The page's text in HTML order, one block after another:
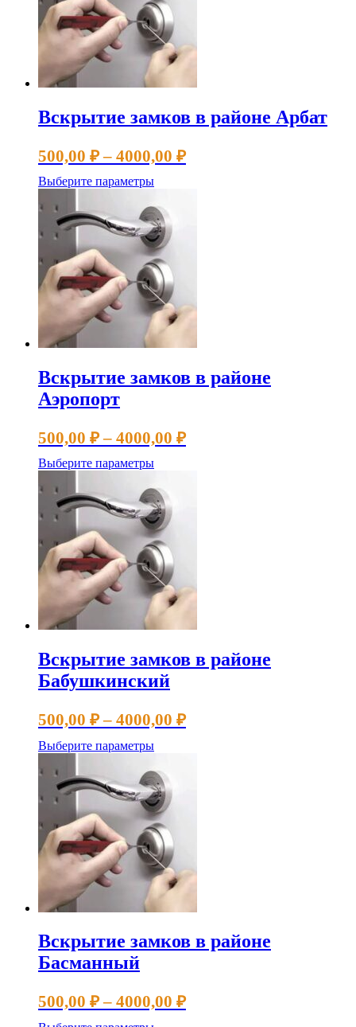
можно
выбрать
на
странице
товара.
Вскрытие замков в районе Арбат
500,00 ₽ – 4000,00 ₽Диапазон
Выберите параметрыЭтот
имеет
несколько
вариаций.
Опции
можно
выбрать
на
странице
товара.
Вскрытие замков в районе
Аэропорт
500,00 ₽ – 4000,00 ₽Диапазон
Выберите параметрыЭтот
имеет
несколько
вариаций.
Опции
можно
выбрать
на
странице
товара.
Вскрытие замков в районе
Бабушкинский
500,00 ₽ – 4000,00 ₽Диапазон
Выберите параметрыЭтот
имеет
несколько
вариаций.
Опции
можно
выбрать
на
странице
товара.
Вскрытие замков в районе
Басманный
500,00 ₽ – 4000,00 ₽Диапазон